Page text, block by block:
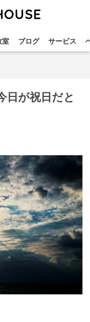
室 ブログ サービス
日が祝日だと